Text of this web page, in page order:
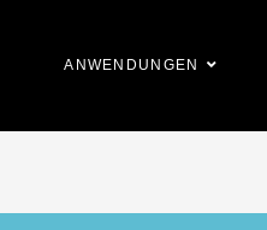
ANWENDUNGEN